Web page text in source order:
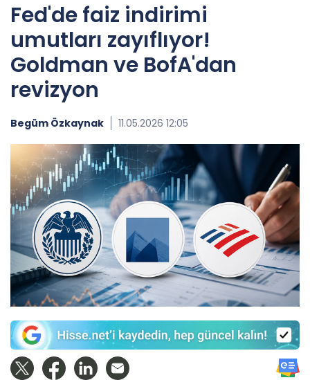
Fed'de faiz indirimi
umutları zayıflıyor!
Goldman ve BofA'dan
revizyon
Begüm Özkaynak 11.05.2026 12:05